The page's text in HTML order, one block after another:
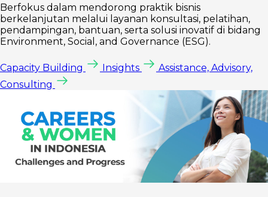
Berfokus dalam mendorong praktik bisnis
berkelanjutan melalui layanan konsultasi, pelatihan,
pendampingan, bantuan, serta solusi inovatif di bidang
Environment, Social, and Governance (ESG).
Capacity Building Insights
Assistance, Advisory,
Consulting